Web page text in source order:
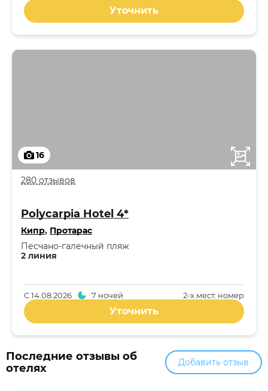
Уточнить
16
280 отзывов
Polycarpia Hotel 4*
Кипр, Протарас
2 линия
Песчано-галечный пляж
2-x мест. номер
С14.08.2026 7 ночей
Уточнить
Последние отзывы об
отелях
Добавить отзыв